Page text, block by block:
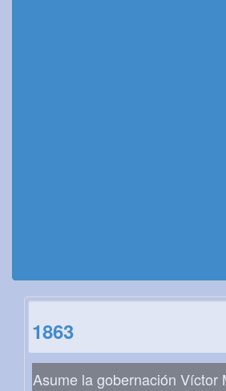
1863
Asume la gobernación Víctor